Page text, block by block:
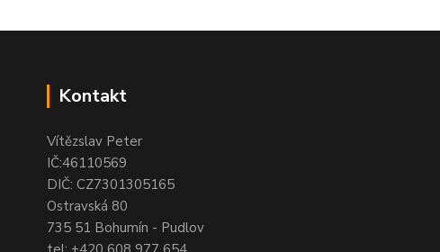
Kontakt
Vítězslav Peter
IČ:46110569
DIČ: CZ7301305165
Ostravská 80
735 51 Bohumín - Pudlov